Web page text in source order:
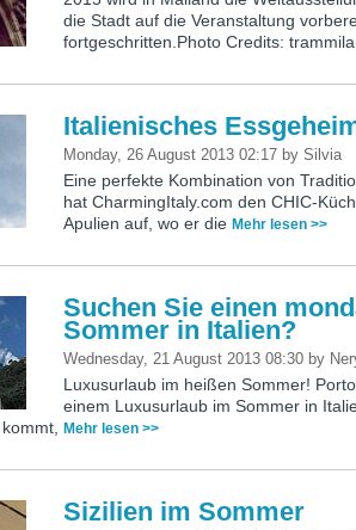
die Stadt auf die Veranstaltung
fortgeschritten.Photo Credits:
Italienisches
Monday, 26 August 2013 02:17 bySilvia
Eine perfekte Kombination von
hat CharmingItaly.com den CHIC-
Apulien auf, wo er dieMehr lesen >>
Suchen Sie einen
Sommer in Italien?
Wednesday, 21 August 2013 08:30 by
Luxusurlaub im heißen Sommer!
einem Luxusurlaub im Sommer in
Mehr lesen >>
Sizilien im Sommer